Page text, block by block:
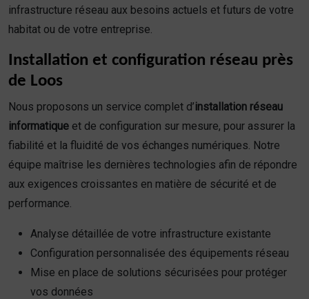
infrastructure réseau aux besoins actuels et futurs de votre
habitat ou de votre entreprise.
Installation et configuration réseau près
de Loos
Nous proposons un service complet d’installation réseau
informatique et de configuration sur mesure, pour assurer la
fiabilité et la fluidité de vos échanges numériques. Notre
équipe maîtrise les dernières technologies afin de répondre
aux exigences croissantes en matière de sécurité et de
performance.
Analyse détaillée de votre infrastructure existante
Configuration personnalisée des équipements réseau
Mise en place de solutions sécurisées pour protéger
vos données